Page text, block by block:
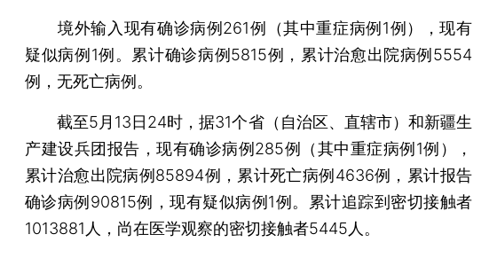
境外输入现有确诊病例261例（其中重症病例1例），现有
疑似病例1例。累计确诊病例5815例，累计治愈出院病例5554
例，无死亡病例。
截至5月13日24时，据31个省（自治区、直辖市）和新疆生
产建设兵团报告，现有确诊病例285例（其中重症病例1例），
累计治愈出院病例85894例，累计死亡病例4636例，累计报告
确诊病例90815例，现有疑似病例1例。累计追踪到密切接触者
1013881人，尚在医学观察的密切接触者5445人。